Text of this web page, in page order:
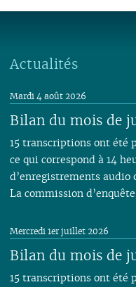
01
01
Actualités
Bilan du mois de
Mardi 4 août 2026
15 transcriptions ont été
ce qui correspond à 14
d’enregistrements audio
La commission
Bilan du mois de
Mercredi 1er juillet 2026
15 transcriptions ont été